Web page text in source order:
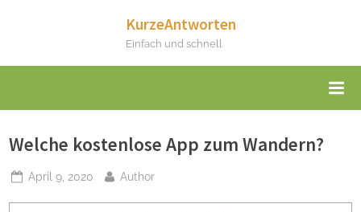
KurzeAntworten
Einfach und schnell
Welche kostenlose App zum Wandern?
Posted
April 9, 2020 By
Author